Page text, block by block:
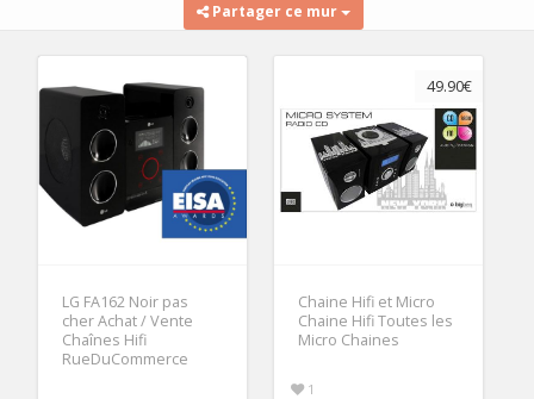
Partager ce mur
LG FA162 Noir pas
cher Achat / Vente
Chaînes Hifi
RueDuCommerce
49.90€
Chaine Hifi et Micro
Chaine Hifi Toutes les
Micro Chaines
1